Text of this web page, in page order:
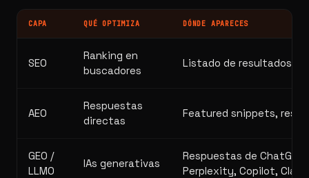
CAPA QUÉ OPTIMIZA DÓNDE APARECES
SEO
Ranking en
buscadores
Listado de resultados de
AEO
Respuestas
directas
Featured snippets,
GEO /
LLMO
IAs generativas
Respuestas de ChatGPT,
Perplexity, Copilot,